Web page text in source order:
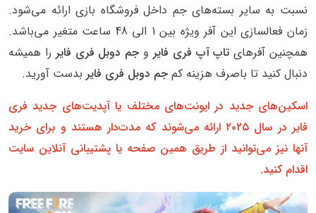
نسبت به سایر بسته‌های جم داخل فروشگاه بازی ارائه می‌شود.
زمان فعالسازی این آفر ویژه بین 1 الی 48 ساعت متغیر می‌باشد.
همچنین آفرهای تاپ آپ فری فایر و جم دوبل فری فایر را همیشه
دنبال کنید تا باصرف هزینه کم جم دوبل فری فایر بدست آورید.
اسکین‌های جدید در ایونت‌های مختلف یا آپدیت‌های جدید فری
فایر در سال ۲۰۲۵ ارائه می‌شوند که مدت‌دار هستند و برای خرید
آنها نیز می‌توانید از طریق همین صفحه یا پشتیبانی آنلاین سایت
اقدام کنید.